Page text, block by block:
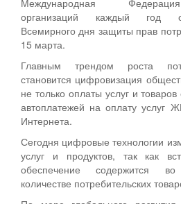
организаций каждый год
Всемирного дня защиты прав
15 марта.
Главным трендом роста
становится цифровизация
не только оплаты услуг и
автоплатежей на оплату услуг
Интернета.
Сегодня цифровые технологии
услуг и продуктов, так как
обеспечение содержится
количестве потребительских